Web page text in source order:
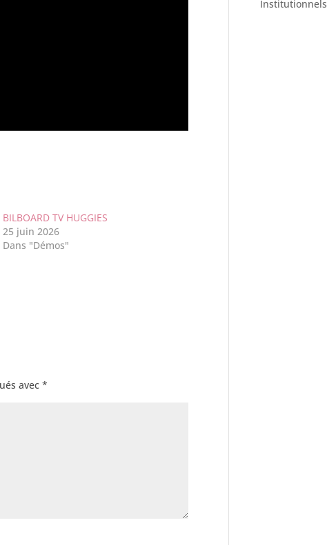
BILBOARD TV HUGGIES
25 juin 2026
Dans "Démos"
avec*
Institutionnels